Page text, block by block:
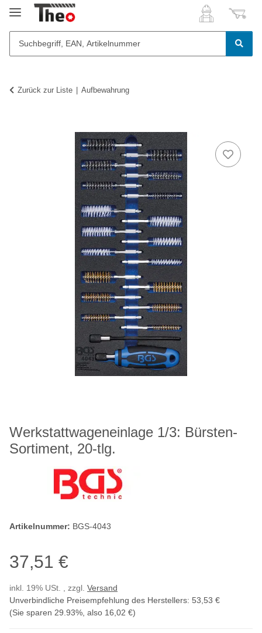
Zurück zur Liste Aufbewahrung
Werkstattwageneinlage 1/3: Bürsten-
Sortiment, 20-tlg.
Artikelnummer: BGS-4043
37,51 €
inkl. 19% USt. , zzgl. Versand
Unverbindliche Preisempfehlung des Herstellers: 53,53 €
(Sie sparen 29.93% , also 16,02 €)